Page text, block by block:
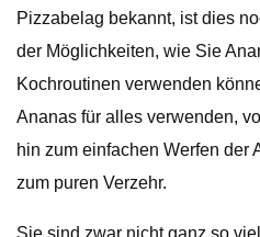
Pizzabelag bekannt, ist dies
der Möglichkeiten, wie Sie
Kochroutinen verwenden
Ananas für alles verwenden,
hin zum einfachen Werfen der
zum puren Verzehr.
Sie sind zwar nicht ganz so